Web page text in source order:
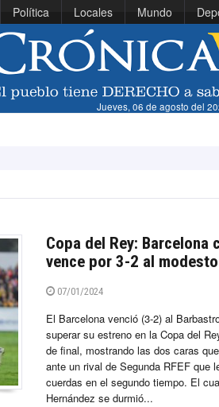
Política Locales Mundo
Jueves, 06 de agosto del
Copa del Rey: Barcelona
vence por 3-2 al
07/01/2024
El Barcelona venció (3-2) al
superar su estreno en la Copa del
de final, mostrando las dos caras
ante un rival de Segunda RFEF que
cuerdas en el segundo tiempo. El
Hernández se durmió...